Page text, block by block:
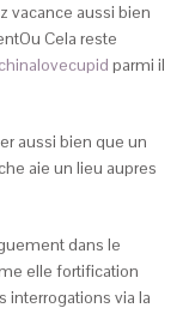
vacance aussi bien
Cela reste
chinalovecupid parmi il
aussi bien que un
aie un lieu aupres
dans le
elle fortification
interrogations via la